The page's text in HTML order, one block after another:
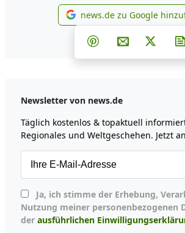
news.de
news.de zu Google
Teilen aufTeilen auf
Teilen auf Pinterest
Per E-Mail
Post
Newsletter von news.de
Täglich kostenlos & topaktuell
Regionales und Weltgeschehen. Jetzt
Nutzung meiner personenbezogenen
der ausführlichen